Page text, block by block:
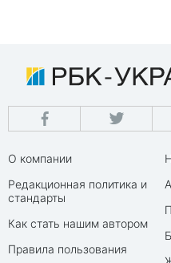
О компании
Редакционная политика и
стандарты
Как стать нашим автором
Правила пользования